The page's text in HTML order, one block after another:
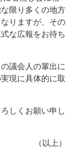
限り多くの地方
りますが、その
な広報をお待ち
議会人の輩出に
現に具体的に取
しくお願い申し
（以上）